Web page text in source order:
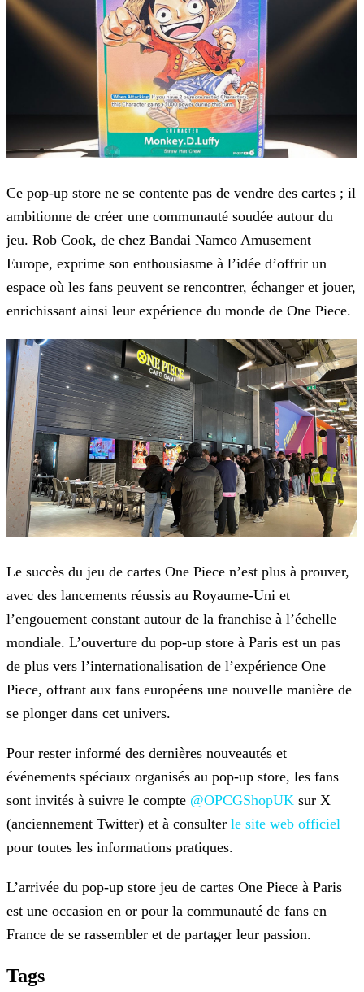
Ce pop-up store ne se contente pas de vendre des cartes ; il
ambitionne de créer une communauté soudée autour du
jeu. Rob Cook, de chez Bandai Namco Amusement
Europe, exprime son enthousiasme à l’idée d’offrir un
espace où les fans peuvent se rencontrer, échanger et jouer,
enrichissant ainsi leur expérience du monde de One Piece.
Le succès du jeu de cartes One Piece n’est plus à prouver,
avec des lancements réussis au Royaume-Uni et
l’engouement constant autour de la franchise à l’échelle
mondiale. L’ouverture du pop-up store à Paris est un pas
de plus vers l’internationalisation de l’expérience One
Piece, offrant aux fans européens une nouvelle manière de
se plonger dans cet univers.
Pour rester informé des dernières nouveautés et
événements spéciaux organisés au pop-up store, les fans
sont invités à suivre le compte @OPCGShopUK sur X
(anciennement Twitter) et à consulter le site web officiel
pour toutes les informations pratiques.
L’arrivée du pop-up store jeu de cartes One Piece à Paris
est une occasion en or pour la communauté de fans en
France de se rassembler et de partager leur passion.
Tags